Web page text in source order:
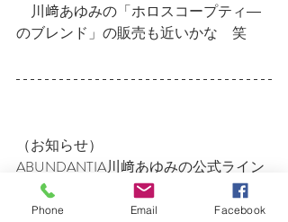
川﨑あゆみの「ホロスコープティ―
のブレンド」の販売も近いかな　笑
（お知らせ）
ABUNDANTIA川﨑あゆみの公式ライン
アカウントにて「アロマ＆ハーブのト
リセツ」
Phone Email Facebook